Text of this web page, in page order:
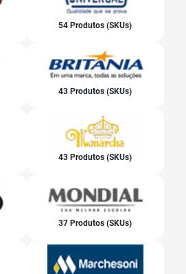
54 Produtos (SKUs)
43 Produtos (SKUs)
43 Produtos (SKUs)
37 Produtos (SKUs)